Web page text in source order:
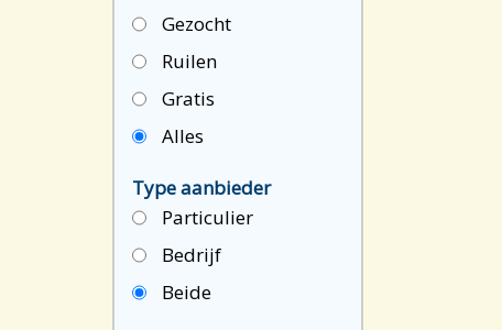
Gezocht
Ruilen
Gratis
Alles
Type aanbieder
Particulier
Bedrijf
Beide